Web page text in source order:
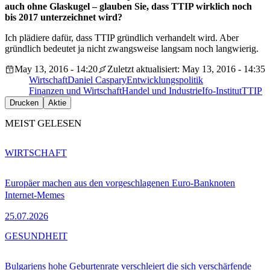
auch ohne Glaskugel – glauben Sie, dass TTIP wirklich noch
bis 2017 unterzeichnet wird?
Ich plädiere dafür, dass TTIP gründlich verhandelt wird. Aber
gründlich bedeutet ja nicht zwangsweise langsam noch langwierig.
May 13, 2016 - 14:20
Zuletzt aktualisiert: May 13, 2016 - 14:35
WirtschaftDaniel CasparyEntwicklungspolitik
Finanzen und WirtschaftHandel und IndustrieIfo-InstitutTTIP
Drucken Aktie
MEIST GELESEN
Europäer machen aus den vorgeschlagenen Euro-Banknoten
Internet-Memes
25.07.2026
WIRTSCHAFT
Bulgariens hohe Geburtenrate verschleiert die sich verschärfende
GESUNDHEIT